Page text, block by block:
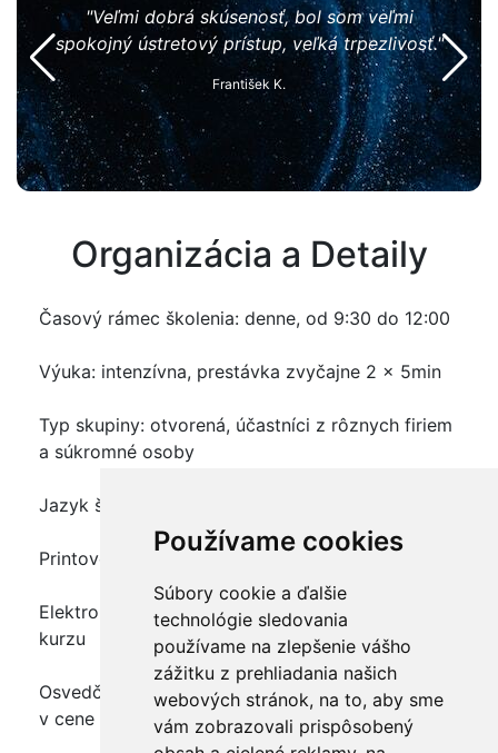
Používame cookies
Súbory cookie a ďalšie
technológie sledovania
používame na zlepšenie vášho
zážitku z prehliadania našich
webových stránok, na to, aby sme
vám zobrazovali prispôsobený
"Odbornosť, ústretovosť a trpezlivosť."
Matej K.
Organizácia a Detaily
Časový rámec školenia: denne, od 9:30 do 12:00
Výuka: intenzívna, prestávka zvyčajne 2 x 5min
Typ skupiny: otvorená, účastníci z rôznych firiem
a súkromné osoby
Jazyk školenia: slovenčina
Printové školiace materiály: áno, v cene kurzu
Elektronické školiace materiály: áno, v cene
kurzu
Osvedčenie o absolvovaní kurzu - certifikát: áno,
v cene kurzu